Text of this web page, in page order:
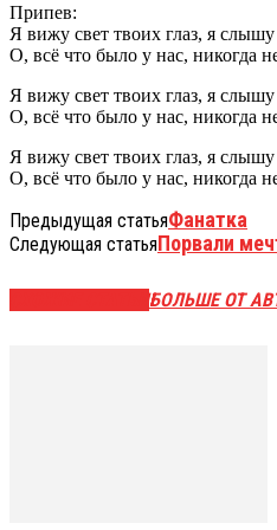
Припев:
Я вижу свет твоих глаз, я слышу
О, всё что было у нас, никогда
Я вижу свет твоих глаз, я слышу
О, всё что было у нас, никогда
Я вижу свет твоих глаз, я слышу
О, всё что было у нас, никогда
Предыдущая статьяФанатка
Следующая статьяПорвали
БОЛЬШЕ ОТ